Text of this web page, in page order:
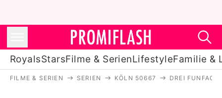
RoyalsStarsFilme & SerienLifestyleFamilie &
FILME & SERIEN SERIEN KÖLN 50667 DREI